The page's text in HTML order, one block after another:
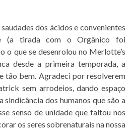
dos ácidos e convenientes
(a tirada com o Orgânico foi
o que se desenrolou no Merlotte’s
desde a primeira temporada, a
tão bem. Agradeci por resolverem
sem arrodeios, dando espaço
sindicância dos humanos que são a
senso de unidade que faltou nos
os seres sobrenaturais na nossa